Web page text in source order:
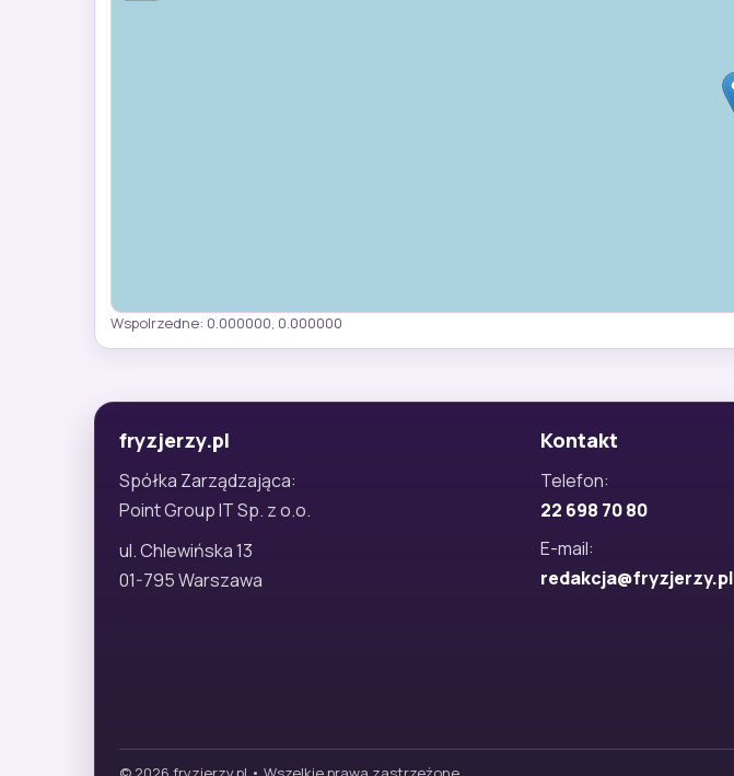
Wspolrzedne: 0.000000, 0.000000
fryzjerzy.pl
Spółka Zarządzająca:
Point Group IT Sp. z o.o.
ul. Chlewińska 13
01-795 Warszawa
Kontakt
Telefon:
22 698 70 80
E-mail:
redakcja@fryzjerzy.pl